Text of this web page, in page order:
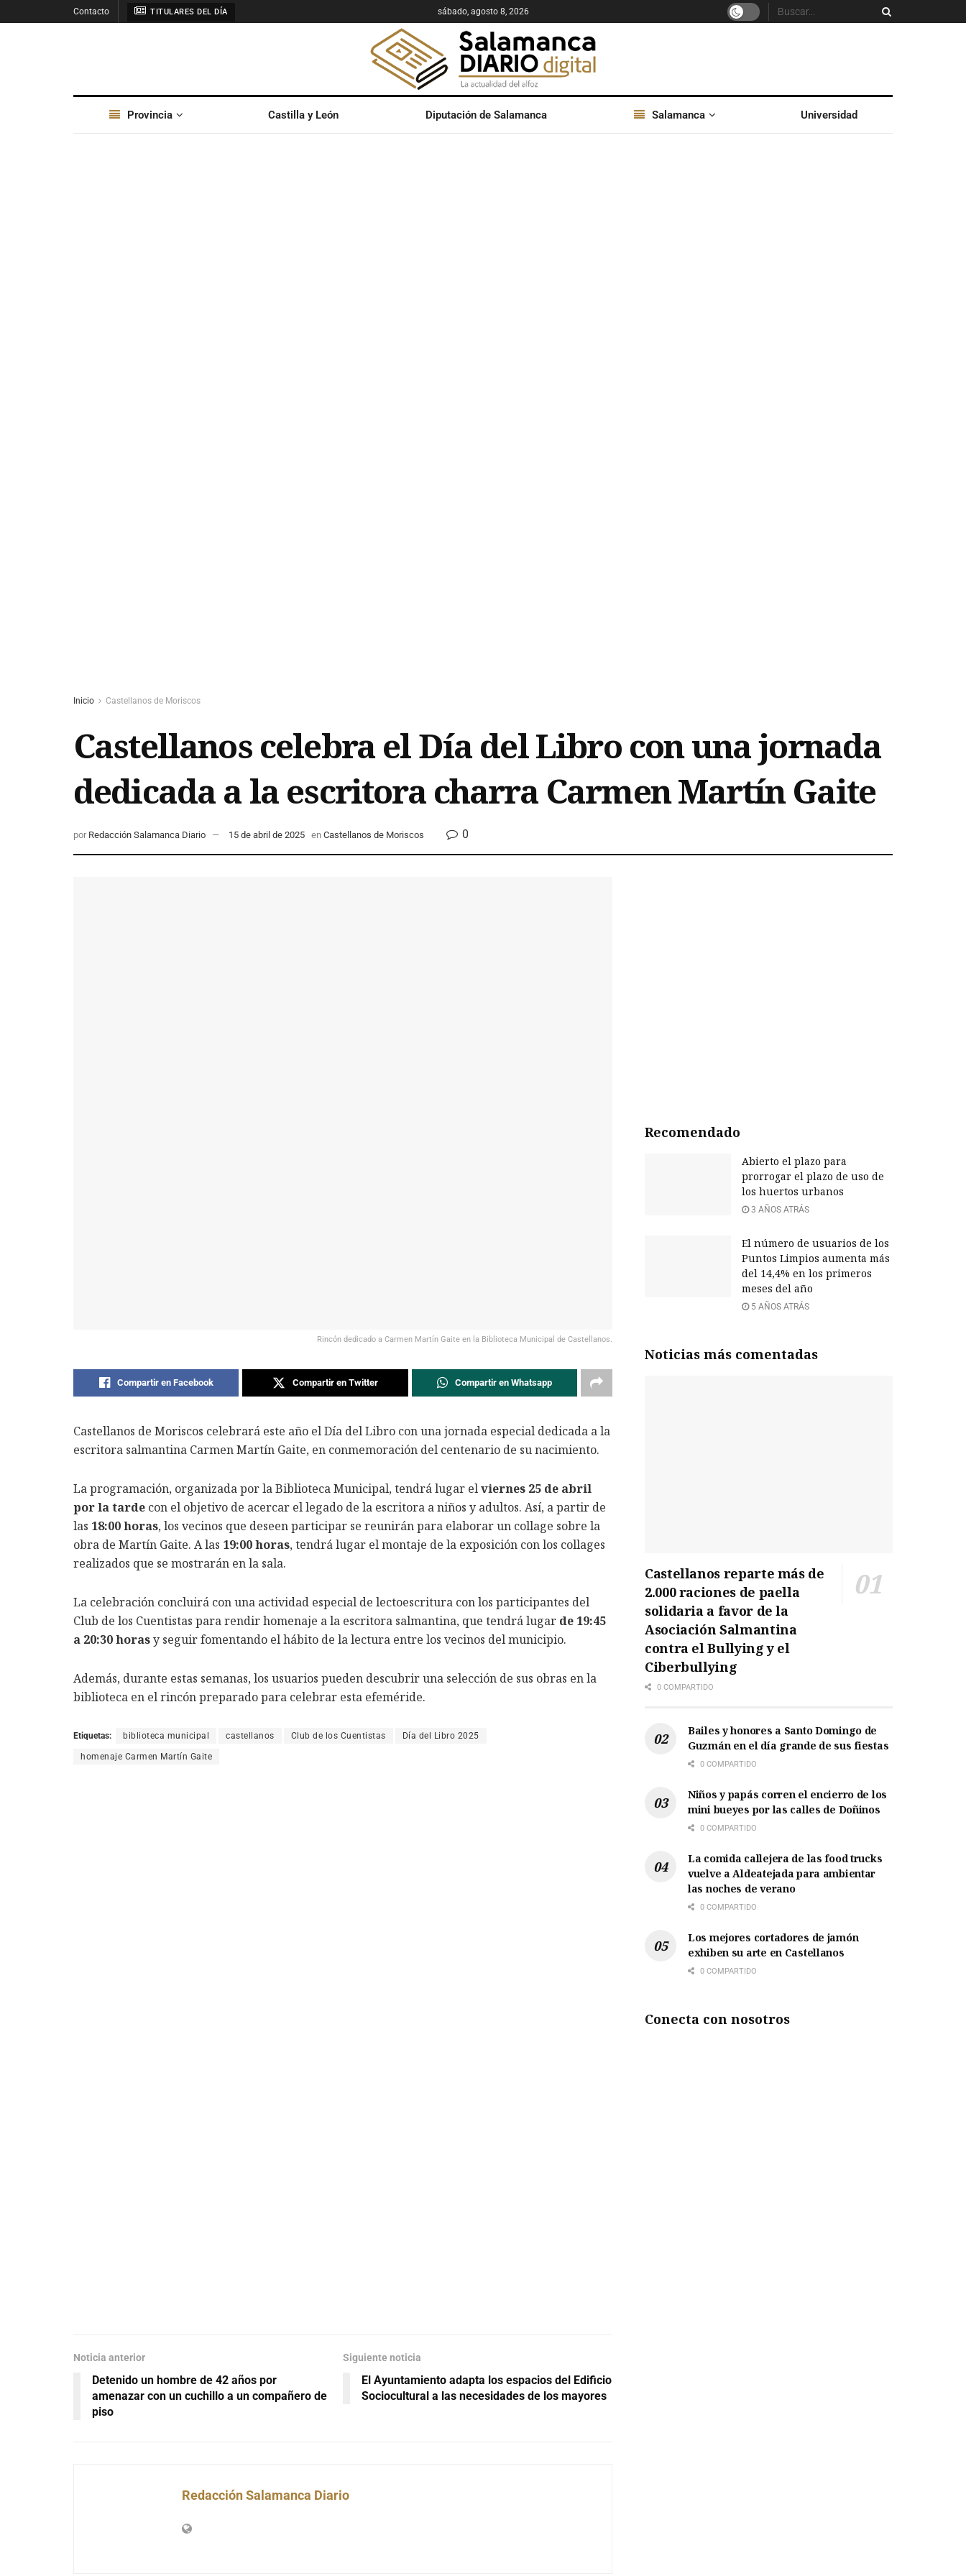
Contacto TITULARES DEL DÍA sábado, agosto 8, 2026
Provincia Castilla y León Diputación de Salamanca Salamanca Universidad
Inicio Castellanos de Moriscos
Castellanos celebra el Día del Libro con una jornada
dedicada a la escritora charra Carmen Martín Gaite
por Redacción Salamanca Diario 15 de abril de 2025 en Castellanos de Moriscos 0
Rincón dedicado a Carmen Martín Gaite en la Biblioteca Municipal de Castellanos.
Compartir en Facebook Compartir en Twitter Compartir en Whatsapp
Castellanos de Moriscos celebrará este año el Día del Libro con una jornada especial dedicada a la
escritora salmantina Carmen Martín Gaite, en conmemoración del centenario de su nacimiento.
La programación, organizada por la Biblioteca Municipal, tendrá lugar elviernes 25 de abril
por la tarde con el objetivo de acercar el legado de la escritora a niños y adultos. Así, a partir de
las 18:00 horas, los vecinos que deseen participar se reunirán para elaborar un collage sobre la
obra de Martín Gaite. A las 19:00 horas, tendrá lugar el montaje de la exposición con los collages
realizados que se mostrarán en la sala.
La celebración concluirá con una actividad especial de lectoescritura con los participantes del
Club de los Cuentistas para rendir homenaje a la escritora salmantina, que tendrá lugar de 19:45
a 20:30 horasy seguir fomentando el hábito de la lectura entre los vecinos del municipio.
Además, durante estas semanas, los usuarios pueden descubrir una selección de sus obras en la
biblioteca en el rincón preparado para celebrar esta efeméride.
Etiquetas: biblioteca municipal castellanos Club de los Cuentistas Día del Libro 2025
homenaje Carmen Martín Gaite
Noticia anterior
Detenido un hombre de 42 años por
amenazar con un cuchillo a un compañero de
piso
Siguiente noticia
El Ayuntamiento adapta los espacios del Edificio
Sociocultural a las necesidades de los mayores
Redacción Salamanca Diario
Recomendado
Abierto el plazo para
prorrogar el plazo de uso de
los huertos urbanos
3 AÑOS ATRÁS
El número de usuarios de los
Puntos Limpios aumenta más
del 14,4% en los primeros
meses del año
5 AÑOS ATRÁS
Noticias más comentadas
Castellanos reparte más de
2.000 raciones de paella
solidaria a favor de la
Asociación Salmantina
contra el Bullying y el
Ciberbullying
0 COMPARTIDO
Bailes y honores a Santo Domingo de
Guzmán en el día grande de sus fiestas
0 COMPARTIDO
Niños y papás corren el encierro de los
mini bueyes por las calles de Doñinos
0 COMPARTIDO
La comida callejera de las food trucks
vuelve a Aldeatejada para ambientar
las noches de verano
0 COMPARTIDO
Los mejores cortadores de jamón
exhiben su arte en Castellanos
0 COMPARTIDO
Conecta con nosotros